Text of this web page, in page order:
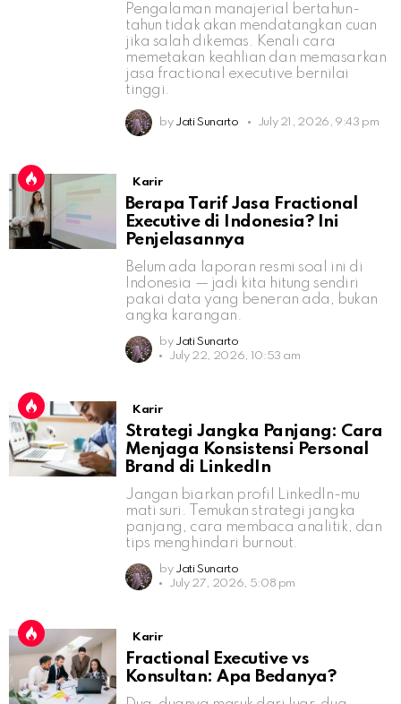
Pengalaman manajerial bertahun-
tahun tidak akan mendatangkan cuan
jika salah dikemas. Kenali cara
memetakan keahlian dan memasarkan
jasa fractional executive bernilai
tinggi.
by Jati Sunarto July 21, 2026, 9:43 pm
Karir
Berapa Tarif Jasa Fractional
Executive di Indonesia? Ini
Penjelasannya
Belum ada laporan resmi soal ini di
Indonesia — jadi kita hitung sendiri
pakai data yang beneran ada, bukan
angka karangan.
by Jati Sunarto
July 22, 2026, 10:53 am
Karir
Strategi Jangka Panjang: Cara
Menjaga Konsistensi Personal
Brand di LinkedIn
Jangan biarkan profil LinkedIn-mu
mati suri. Temukan strategi jangka
panjang, cara membaca analitik, dan
tips menghindari burnout.
by Jati Sunarto
July 27, 2026, 5:08 pm
Karir
Fractional Executive vs
Konsultan: Apa Bedanya?